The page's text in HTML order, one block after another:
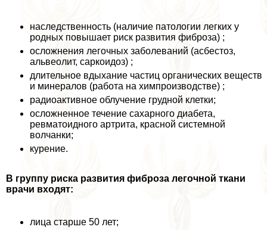
наследственность (наличие патологии легких у
родных повышает риск развития фиброза) ;
осложнения легочных заболеваний (асбестоз,
альвеолит, саркоидоз) ;
длительное вдыхание частиц органических веществ
и минералов (работа на химпроизводстве) ;
радиоактивное облучение грудной клетки;
осложненное течение сахарного диабета,
ревматоидного артрита, красной системной
волчанки;
курение.
В группу риска развития фиброза легочной ткани
врачи входят:
лица старше 50 лет;